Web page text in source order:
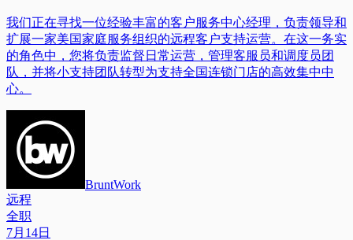
我们正在寻找一位经验丰富的客户服务中心经理，负责领导和
扩展一家美国家庭服务组织的远程客户支持运营。在这一务实
的角色中，您将负责监督日常运营，管理客服员和调度员团
队，并将小支持团队转型为支持全国连锁门店的高效集中中
心。
BruntWork
远程
全职
7月14日